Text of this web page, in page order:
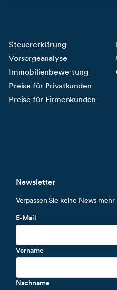
Steuererklärung
Vorsorgeanalyse
Immobilienbewertung
Preise für Privatkunden
Preise für Firmenkunden
Newsletter
Verpassen Sie keine News mehr
E-Mail
Vorname
Nachname